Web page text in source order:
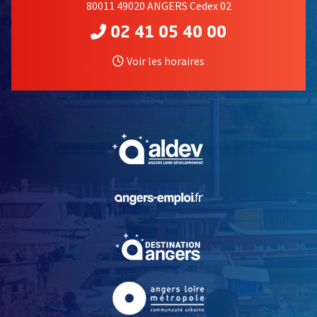
80011 49020 ANGERS Cedex 02
02 41 05 40 00
Voir les horaires
, Ouvre une nouvelle
, Ouvre une nouvelle